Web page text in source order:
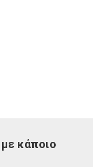
κάποιο